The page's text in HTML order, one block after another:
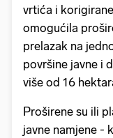
vrtića i
omogućila
prelazak na
površine javne i
više od 16
Proširene su ili
javne namjene -